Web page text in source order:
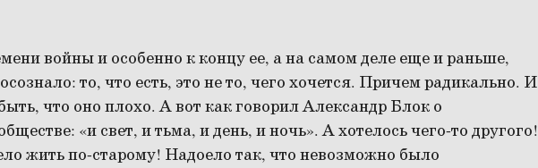
войны и особенно к концу ее, а на самом деле еще и раньше,
то, что есть, это не то, чего хочется. Причем радикально. И
что оно плохо. А вот как говорил Александр Блок о
«и свет, и тьма, и день, и ночь». А хотелось чего-то другого!
жить по-старому! Надоело так, что невозможно было